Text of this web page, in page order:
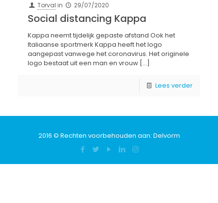
Torval in 29/07/2020
Social distancing Kappa
Kappa neemt tijdelijk gepaste afstand Ook het
Italiaanse sportmerk Kappa heeft het logo
aangepast vanwege het coronavirus. Het originele
logo bestaat uit een man en vrouw […]
Lees verder
2016 © Rechten voorbehouden aan: Delvorm